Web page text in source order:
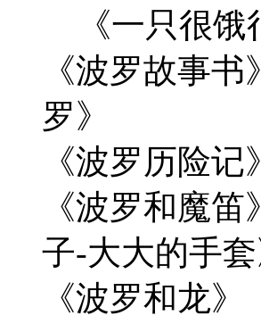
《一只很饿
《波罗故
罗》
《波罗历
《波罗和
子-大大的手套
《波罗和